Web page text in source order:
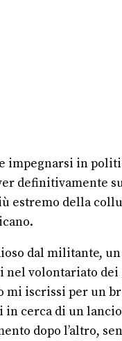
impegnarsi in
definitivamente
estremo della
dal militante, un
volontariato
iscrissi per un
cerca di un
dopo l’altro,